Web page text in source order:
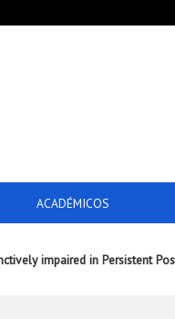
ACADÉMICOS
impaired in Persistent